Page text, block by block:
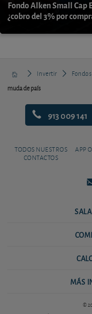
Fondo Alken Small Cap
¿cobro del 3% por
Invertir Fondos
muda de país
913 009 141
TODOS NUESTROS
CONTACTOS
APP
MÁS
©